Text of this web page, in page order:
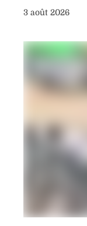
3 août 2026